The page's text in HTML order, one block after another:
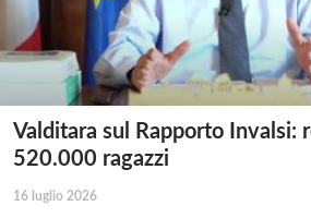
Valditara sul Rapporto Invalsi:
520.000 ragazzi
16 luglio 2026